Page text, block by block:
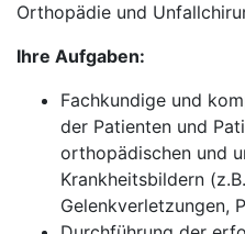
Orthopädie und
Ihre Aufgaben:
Fachkundige und
der Patienten und
orthopädischen und
Krankheitsbildern
Gelenkverletzungen,